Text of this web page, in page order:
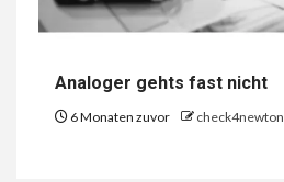
Analoger gehts fast nicht
6 Monaten zuvor check4newton